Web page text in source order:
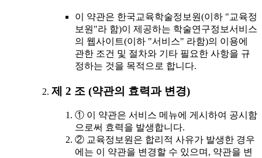
이 약관은 한국교육학술정보원(이하 "교육정
보원"라 함)이 제공하는 학술연구정보서비스
의 웹사이트(이하 "서비스" 라함)의 이용에
관한 조건 및 절차와 기타 필요한 사항을 규
정하는 것을 목적으로 합니다.
제 2 조 (약관의 효력과 변경)
① 이 약관은 서비스 메뉴에 게시하여 공시함
으로써 효력을 발생합니다.
② 교육정보원은 합리적 사유가 발생한 경우
에는 이 약관을 변경할 수 있으며, 약관을 변